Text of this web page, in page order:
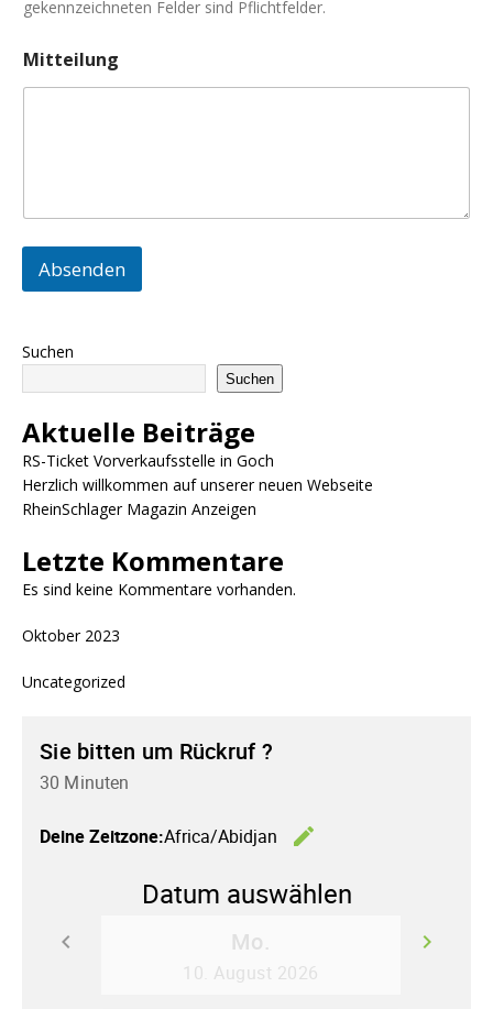
gekennzeichneten Felder sind Pflichtfelder.
Mitteilung
Absenden
Suchen
Suchen
Aktuelle Beiträge
RS-Ticket Vorverkaufsstelle in Goch
Herzlich willkommen auf unserer neuen Webseite
RheinSchlager Magazin Anzeigen
Letzte Kommentare
Es sind keine Kommentare vorhanden.
Oktober 2023
Uncategorized